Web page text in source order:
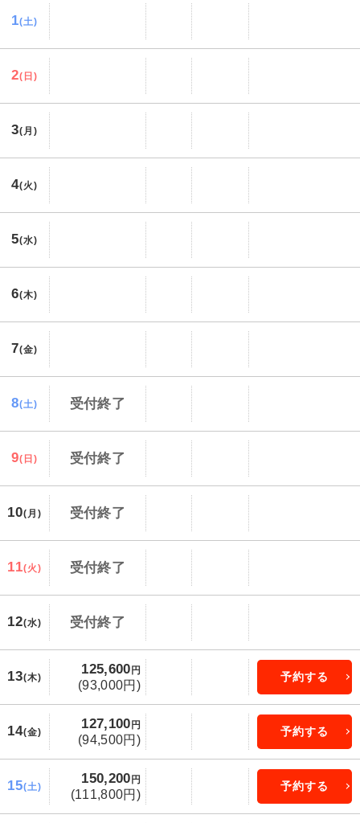
1(土)
2(日)
3(月)
4(火)
5(水)
6(木)
7(金)
8(土) 受付終了
9(日) 受付終了
10(月) 受付終了
11(火) 受付終了
12(水) 受付終了
13(木)
125,600 円
(93,000円)
予約する
14(金)
127,100 円
(94,500円)
予約する
15(土)
150,200 円
(111,800円)
予約する